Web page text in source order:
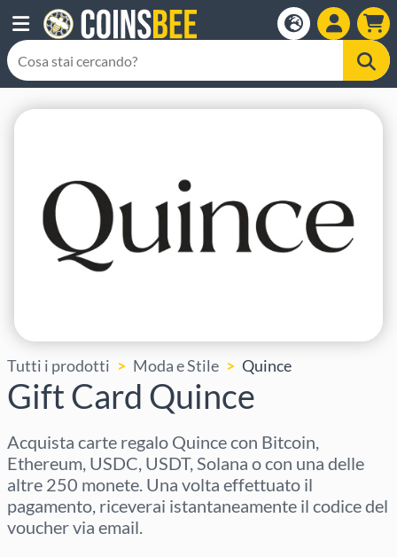
Tutti i prodotti Moda e Stile Quince
Gift Card Quince
Acquista carte regalo Quince con Bitcoin,
Ethereum, USDC, USDT, Solana o con una delle
altre 250 monete. Una volta effettuato il
pagamento, riceverai istantaneamente il codice del
voucher via email.